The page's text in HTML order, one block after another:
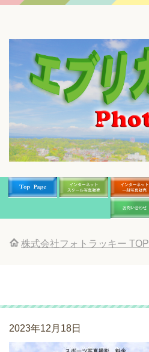
株式会社フォトラッキー TOP
2023年12月18日